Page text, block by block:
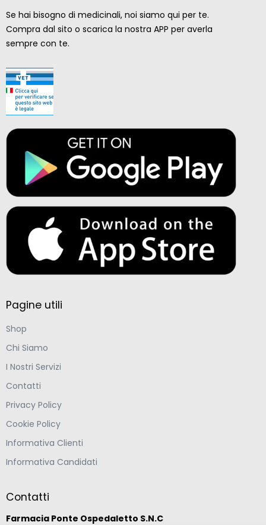
Se hai bisogno di medicinali, noi siamo qui per te.
Compra dal sito o scarica la nostra APP per averla
sempre con te.
Pagine utili
Shop
Chi Siamo
I Nostri Servizi
Contatti
Privacy Policy
Cookie Policy
Informativa Clienti
Informativa Candidati
Contatti
Farmacia Ponte Ospedaletto S.N.C